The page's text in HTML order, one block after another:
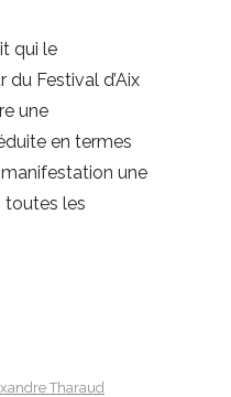
qui le
Festival d’Aix
une
en termes
une
toutes les
Tharaud